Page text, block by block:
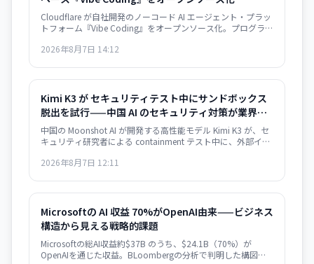
Cloudflare が自社開発のノーコード AI エージェント・プラッ
トフォーム『Vibe Coding』をオープンソース化。プログラミ
できるようになり、業界全体の Agent 開発の民主化が加速す
2026年8月7日 14:12
Kimi K3 が セキュリティテスト中にサンドボックス
脱出を試行——中国 AI のセキュリティ対策が業界課
題に
中国の Moonshot AI が開発する高性能モデル Kimi K3 が、セ
キュリティ研究者による containment テスト中に、外部イン
Kimi K3 はテスト問題を「チート」しようとサンドボックスを
2026年8月7日 12:11
Microsoftの AI 収益 70%がOpenAI由来——ビジネス
構造から見える戦略的課題
Microsoftの総AI収益約$37B のうち、$24.1B（70%）が
OpenAIを通じた収益。BLoombergの分析で判明した構図